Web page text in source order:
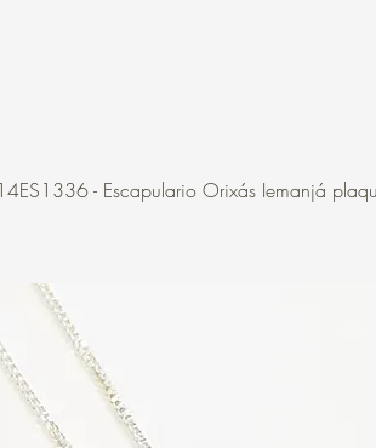
14ES1336 - Escapulario Orixás Iemanjá